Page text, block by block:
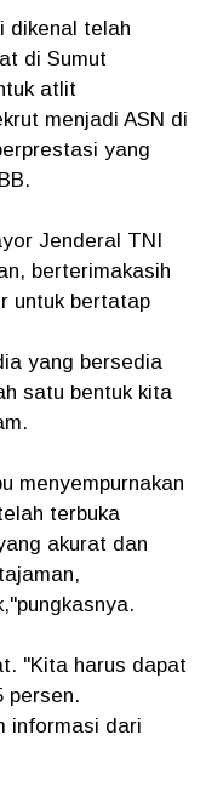
dikenal telah
di Sumut
atlit
menjadi ASN di
yang
Jenderal TNI
berterimakasih
untuk bertatap
yang bersedia
satu bentuk kita
menyempurnakan
terbuka
akurat dan
"Kita harus dapat
persen.
informasi dari